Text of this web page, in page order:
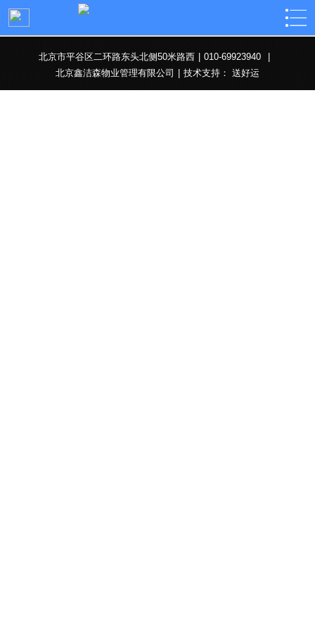
北京市平谷区二环路东头北侧50米路西 | 010-69923940
|
北京鑫洁森物业管理有限公司 | 技术支持：送好运